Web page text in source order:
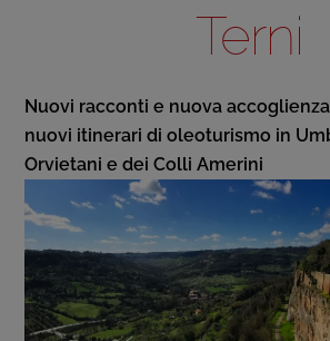
Terni
Nuovi racconti e nuova
nuovi itinerari di oleoturismo in
Orvietani e dei Colli Amerini